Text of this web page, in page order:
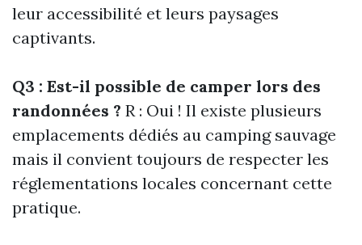
leur accessibilité et leurs paysages
captivants.
Q3 : Est-il possible de camper lors des
randonnées ? R : Oui ! Il existe plusieurs
emplacements dédiés au camping sauvage
mais il convient toujours de respecter les
réglementations locales concernant cette
pratique.